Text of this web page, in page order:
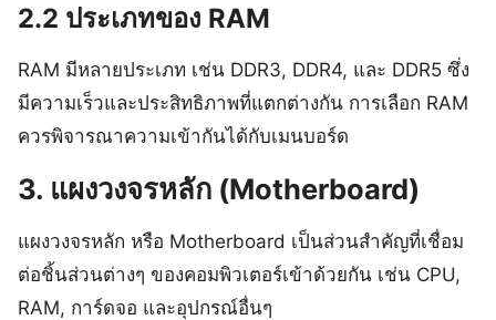
2.2 ประเภทของ RAM
RAM มีหลายประเภท เช่น DDR3, DDR4, และ DDR5 ซึ่ง
มีความเร็วและประสิทธิภาพที่แตกต่างกัน การเลือก RAM
ควรพิจารณาความเข้ากันได้กับเมนบอร์ด
3. แผงวงจรหลัก (Motherboard)
แผงวงจรหลัก หรือ Motherboard เป็นส่วนสำคัญที่เชื่อม
ต่อชิ้นส่วนต่างๆ ของคอมพิวเตอร์เข้าด้วยกัน เช่น CPU,
RAM, การ์ดจอ และอุปกรณ์อื่นๆ